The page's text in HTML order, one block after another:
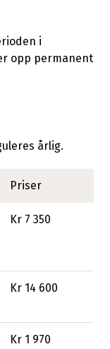
i
opp permanent
årlig.
Priser
Kr 7 350
Kr 14 600
Kr 1 970